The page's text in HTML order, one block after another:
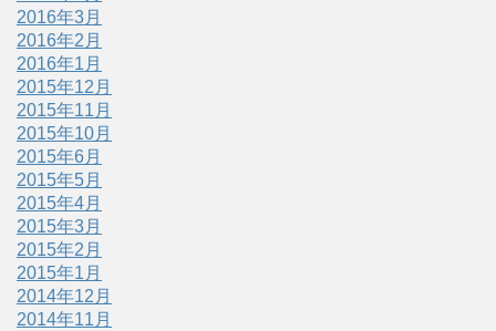
2016年3月
2016年2月
2016年1月
2015年12月
2015年11月
2015年10月
2015年6月
2015年5月
2015年4月
2015年3月
2015年2月
2015年1月
2014年12月
2014年11月